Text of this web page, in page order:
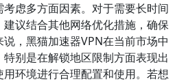
虑多方面因素。对于需要长时间
议结合其他网络优化措施，确保
，黑猫加速器VPN在当前市场中
别是在解锁地区限制方面表现出
环境进行合理配置和使用。若想